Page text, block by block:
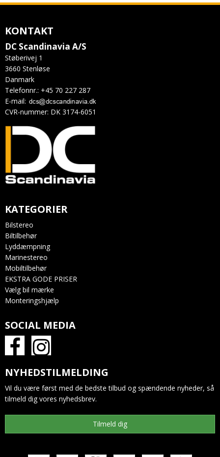
KONTAKT
DC Scandinavia A/S
Støberivej 1
3660 Stenløse
Danmark
Telefonnr.: +45 70 227 287
E-mail:
CVR-nummer: DK 3174-6051
KATEGORIER
Bilstereo
Biltilbehør
Lyddæmpning
Marinestereo
Mobiltilbehør
EKSTRA GODE PRISER
Vælg bil mærke
Monteringshjælp
SOCIAL MEDIA
NYHEDSTILMELDING
Vil du være først med de bedste tilbud og spændende nyheder, så
tilmeld dig vores nyhedsbrev.
Tilmeld dig